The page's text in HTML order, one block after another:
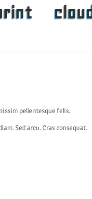
cloud
pellentesque felis.
Sed arcu. Cras consequat.